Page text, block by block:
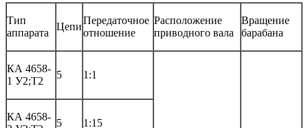
Тип
аппарата
Цепи
Передаточное
отношение
Расположение
приводного вала
Вращение
барабана
КА 4658-
1 У2;Т2
5 1:1
КА 4658-
5 1:15